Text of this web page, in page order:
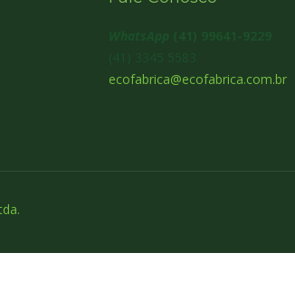
ecofabrica@ecofabrica.com.br